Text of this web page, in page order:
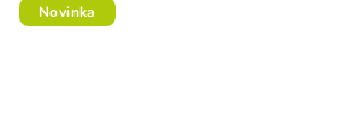
Novinka